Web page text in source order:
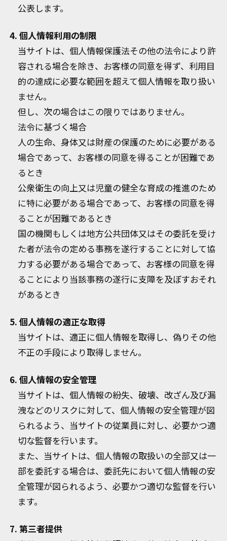
公表します。
4. 個人情報利用の制限
当サイトは、個人情報保護法その他の法令により許
容される場合を除き、お客様の同意を得ず、利用目
的の達成に必要な範囲を超えて個人情報を取り扱い
ません。
但し、次の場合はこの限りではありません。
法令に基づく場合
人の生命、身体又は財産の保護のために必要がある
場合であって、お客様の同意を得ることが困難であ
るとき
公衆衛生の向上又は児童の健全な育成の推進のため
に特に必要がある場合であって、お客様の同意を得
ることが困難であるとき
国の機関もしくは地方公共団体又はその委託を受け
た者が法令の定める事務を遂行することに対して協
力する必要がある場合であって、お客様の同意を得
ることにより当該事務の遂行に支障を及ぼすおそれ
があるとき
5. 個人情報の適正な取得
当サイトは、適正に個人情報を取得し、偽りその他
不正の手段により取得しません。
6. 個人情報の安全管理
当サイトは、個人情報の紛失、破壊、改ざん及び漏
洩などのリスクに対して、個人情報の安全管理が図
られるよう、当サイトの従業員に対し、必要かつ適
切な監督を行います。
また、当サイトは、個人情報の取扱いの全部又は一
部を委託する場合は、委託先において個人情報の安
全管理が図られるよう、必要かつ適切な監督を行い
ます。
7. 第三者提供